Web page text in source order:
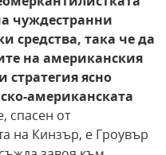
чуждестранни
средства, така че да
на американския
ясно
американската
спасен от
на Кинзър, е Гроувър